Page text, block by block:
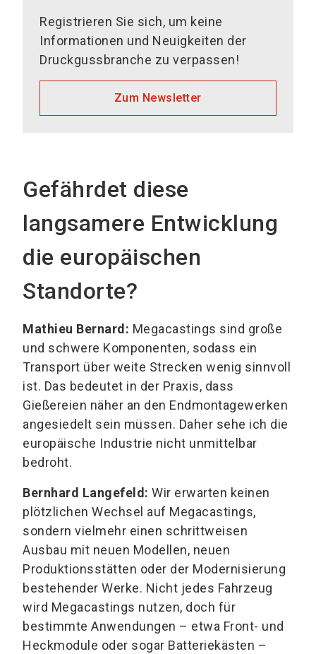
Registrieren Sie sich, um keine
Informationen und Neuigkeiten der
Druckgussbranche zu verpassen!
Zum Newsletter
Gefährdet diese
langsamere Entwicklung
die europäischen
Standorte?
Mathieu Bernard: Megacastings sind große
und schwere Komponenten, sodass ein
Transport über weite Strecken wenig sinnvoll
ist. Das bedeutet in der Praxis, dass
Gießereien näher an den Endmontagewerken
angesiedelt sein müssen. Daher sehe ich die
europäische Industrie nicht unmittelbar
bedroht.
Bernhard Langefeld: Wir erwarten keinen
plötzlichen Wechsel auf Megacastings,
sondern vielmehr einen schrittweisen
Ausbau mit neuen Modellen, neuen
Produktionsstätten oder der Modernisierung
bestehender Werke. Nicht jedes Fahrzeug
wird Megacastings nutzen, doch für
bestimmte Anwendungen – etwa Front- und
Heckmodule oder sogar Batteriekästen –